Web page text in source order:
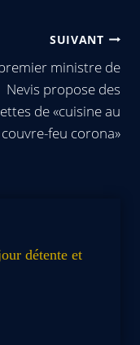
SUIVANT
ministre de
Nevis propose des
de «cuisine au
couvre-feu corona»
détente et